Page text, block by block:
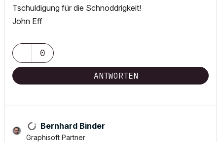
Tschuldigung für die Schnoddrigkeit!
John Eff
0
ANTWORTEN
Bernhard Binder
Graphisoft Partner